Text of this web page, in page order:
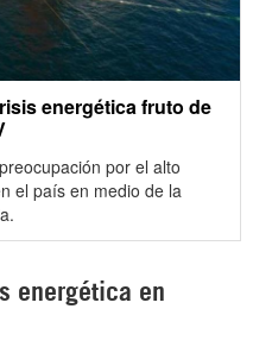
energética fruto de
por el alto
el país en medio de la
energética en